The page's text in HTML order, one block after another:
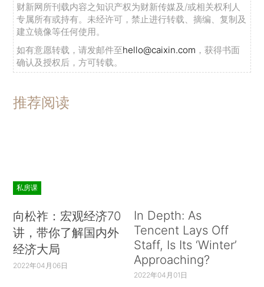
财新网所刊载内容之知识产权为财新传媒及/或相关权利人
专属所有或持有。未经许可，禁止进行转载、摘编、复制及
建立镜像等任何使用。
如有意愿转载，请发邮件至hello@caixin.com ，获得书面
确认及授权后，方可转载。
推荐阅读
私房课
向松祚：宏观经济70
讲，带你了解国内外
经济大局
2022年04月06日
In Depth: As
Tencent Lays Off
Staff, Is Its ‘Winter’
Approaching?
2022年04月01日